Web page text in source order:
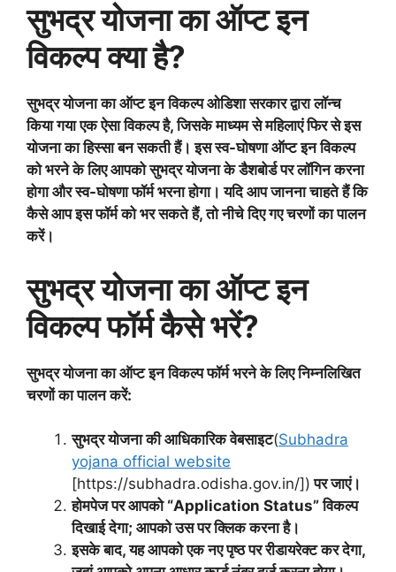
सुभद्र योजना का ऑप्ट इन
विकल्प क्या है?
सुभद्र योजना का ऑप्ट इन विकल्प ओडिशा सरकार द्वारा लॉन्च
किया गया एक ऐसा विकल्प है, जिसके माध्यम से महिलाएं फिर से इस
योजना का हिस्सा बन सकती हैं। इस स्व-घोषणा ऑप्ट इन विकल्प
को भरने के लिए आपको सुभद्र योजना के डैशबोर्ड पर लॉगिन करना
होगा और स्व-घोषणा फॉर्म भरना होगा। यदि आप जानना चाहते हैं कि
कैसे आप इस फॉर्म को भर सकते हैं, तो नीचे दिए गए चरणों का पालन
करें।
सुभद्र योजना का ऑप्ट इन
विकल्प फॉर्म कैसे भरें?
सुभद्र योजना का ऑप्ट इन विकल्प फॉर्म भरने के लिए निम्नलिखित
चरणों का पालन करें:
सुभद्र योजना की आधिकारिक वेबसाइट(Subhadra
yojana official website
[https://subhadra.odisha.gov.in/]) पर जाएं।
होमपेज पर आपको “Application Status” विकल्प
दिखाई देगा; आपको उस पर क्लिक करना है।
इसके बाद, यह आपको एक नए पृष्ठ पर रीडायरेक्ट कर देगा,